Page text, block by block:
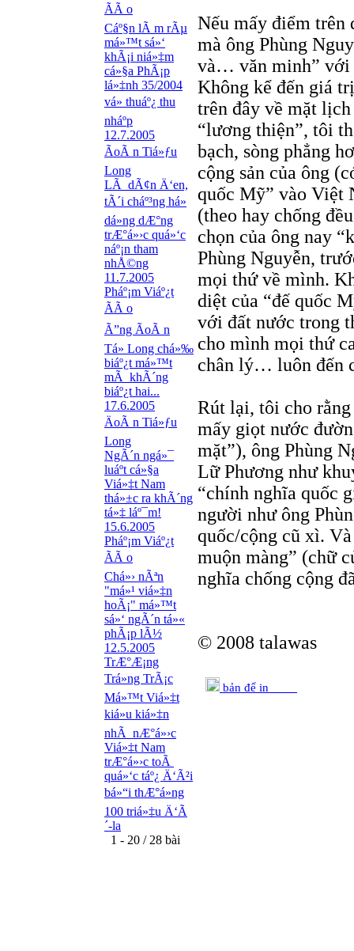
ÃÃ o
Cáº§n lÃ m rÃµ
má»™t sá»‘
khÃ¡i niá»‡m
cá»§a PhÃ¡p
lá»‡nh 35/2004
vá» thuáº¿ thu
nháº­p
12.7.2005
ÃoÃ n Tiá»ƒu
Long
LÃ dÃ¢n Ä‘en,
tÃ´i cháº³ng há»
dá»­ng dÆ°ng
trÆ°á»›c quá»‘c
náº¡n tham
nhÅ©ng
11.7.2005
Pháº¡m Viáº¿t
ÃÃ o
Ã”ng ÃoÃ n
Tá»­ Long chá»‰
biáº¿t má»™t
mÃ khÃ´ng
biáº¿t hai...
17.6.2005
ÄoÃ n Tiá»ƒu
Long
NgÃ´n ngá»¯
luáº­t cá»§a
Viá»‡t Nam
thá»±c ra khÃ´ng
tá»‡ láº¯m!
15.6.2005
Pháº¡m Viáº¿t
ÃÃ o
Chá»› nÃªn
"má»¹ viá»‡n
hoÃ¡" má»™t
sá»‘ ngÃ´n tá»«
phÃ¡p lÃ½
12.5.2005
TrÆ°Æ¡ng
Trá»ng TrÃ¡c
Má»™t Viá»‡t
kiá»u kiá»‡n
nhÃ nÆ°á»›c
Viá»‡t Nam
trÆ°á»›c toÃ
quá»‘c táº¿ Ä‘Ã²i
bá»“i thÆ°á»ng
100 triá»‡u Ä‘Ã
´-la
1 - 20 / 28 bài
Nếu mấy điểm trên
mà ông Phùng
và… văn minh” với
Không kể đến giá
trên đây về mặt
“lương thiện”, tôi
bạch, sòng phẳng
cộng sản của ông
quốc Mỹ” vào Việt
(theo hay chống
chọn của ông nay
Phùng Nguyễn,
mọi thứ về mình.
diệt của “đế quốc
với đất nước trong
cho mình mọi thứ
chân lý… luôn đến
Rút lại, tôi cho
mấy giọt nước
mặt”), ông Phùng
Lữ Phương như
“chính nghĩa quốc
người như ông
quốc/cộng cũ xì.
muộn màng” (chữ
nghĩa chống cộng
© 2008 talawas
bản để in